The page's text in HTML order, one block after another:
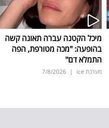
מיכל הקטנה עברה תאונה קשה
בהופעה: "מכה מטורפת, הפה
התמלא דם"
מערכת ice |
7/8/2026